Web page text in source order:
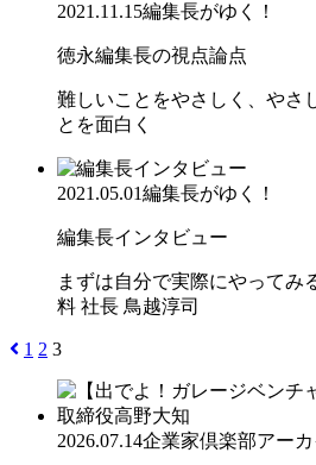
2021.11.15編集長がゆく！
徳永編集長の視点論点
難しいことをやさしく、やさ
とを面白く
2021.05.01編集長がゆく！
編集長インタビュー
まずは自分で実際にやって
料 社長 鳥越淳司
1 2 3
2026.07.14企業家倶楽部アー